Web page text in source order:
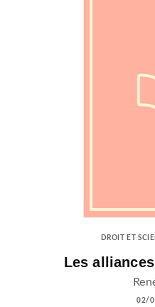
DROIT ET
Les
02/